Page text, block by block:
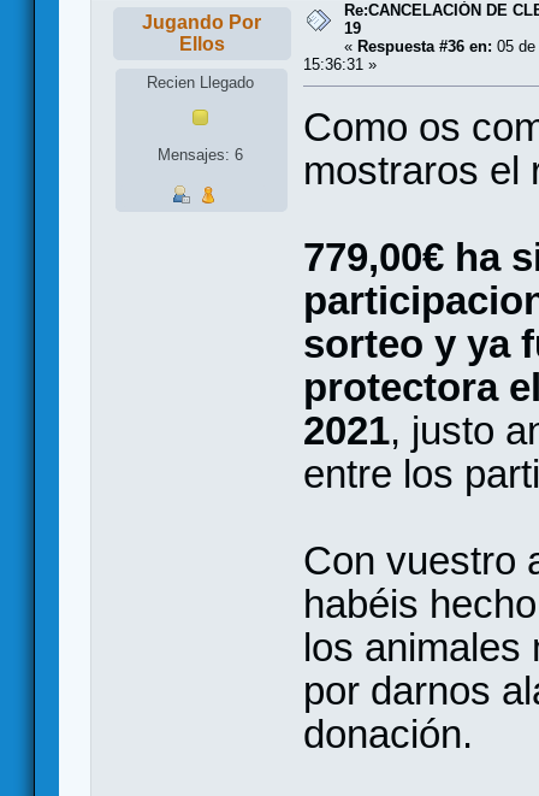
Jugando Por
Ellos
Recien Llegado
Mensajes: 6
Re:CANCELACIÓN DE
19
« Respuesta #36 en: 05
15:36:31 »
Como os
mostraros el
779,00€ ha
sorteo y ya
protectora
2021, justo
entre los
Con vuestro
habéis
los animales
por darnos
donación.